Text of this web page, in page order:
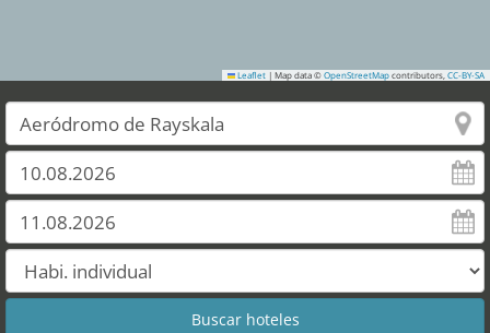
Leaflet | Map data © OpenStreetMap contributors, CC-BY-SA